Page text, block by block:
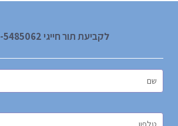
לקביעת תור חייגי 054-5485062